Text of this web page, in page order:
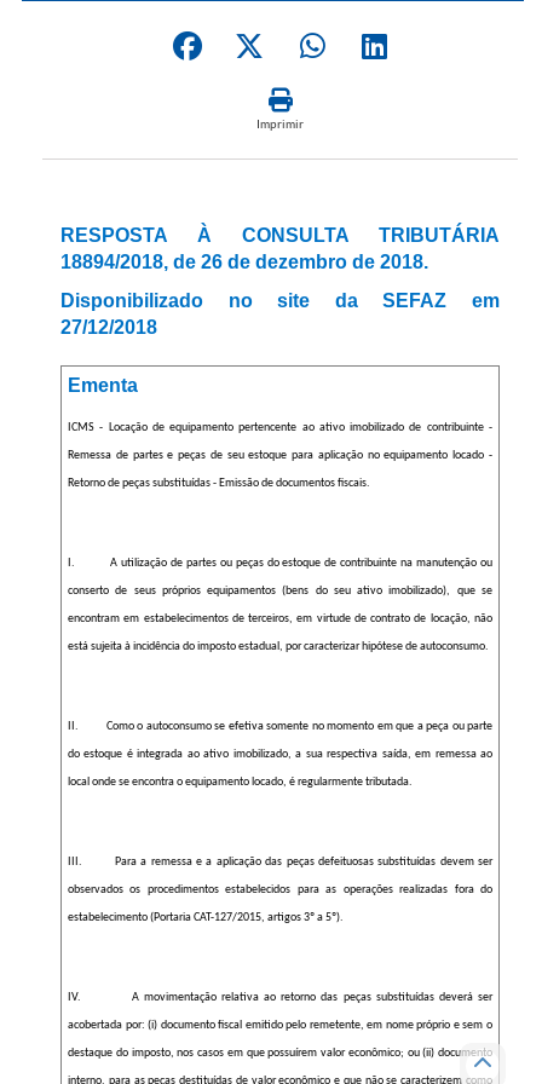
Imprimir
RESPOSTA À CONSULTA TRIBUTÁRIA
18894/2018, de 26 de dezembro de 2018.
Disponibilizado no site da SEFAZ em
27/12/2018
Ementa
ICMS - Locação de equipamento pertencente ao ativo imobilizado de contribuinte -
Remessa de partes e peças de seu estoque para aplicação no equipamento locado -
Retorno de peças substituídas - Emissão de documentos fiscais.
I. A utilização de partes ou peças do estoque de contribuinte na manutenção ou
conserto de seus próprios equipamentos (bens do seu ativo imobilizado), que se
encontram em estabelecimentos de terceiros, em virtude de contrato de locação, não
está sujeita à incidência do imposto estadual, por caracterizar hipótese de autoconsumo.
II. Como o autoconsumo se efetiva somente no momento em que a peça ou parte
do estoque é integrada ao ativo imobilizado, a sua respectiva saída, em remessa ao
local onde se encontra o equipamento locado, é regularmente tributada.
III. Para a remessa e a aplicação das peças defeituosas substituídas devem ser
observados os procedimentos estabelecidos para as operações realizadas fora do
estabelecimento (Portaria CAT-127/2015, artigos 3º a 5º).
IV. A movimentação relativa ao retorno das peças substituídas deverá ser
acobertada por: (i) documento fiscal emitido pelo remetente, em nome próprio e sem o
destaque do imposto, nos casos em que possuírem valor econômico; ou (ii) documento
interno, para as peças destituídas de valor econômico e que não se caracterizem como